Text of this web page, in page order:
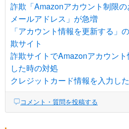
詐欺「Amazonアカウント制限の
メールアドレス」が急増
「アカウント情報を更新する」
欺サイト
詐欺サイトでAmazonアカウン
した時の対処
クレジットカード情報を入力し
コメント・質問を投稿する